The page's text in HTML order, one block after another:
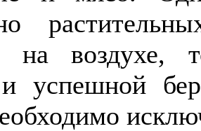
на воздухе,
успешной